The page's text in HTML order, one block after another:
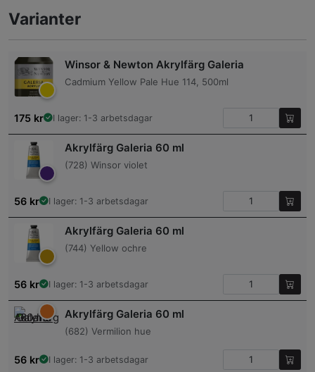
Varianter
Winsor & Newton Akrylfärg Galeria
Cadmium Yellow Pale Hue 114, 500ml
175 kr I lager: 1-3 arbetsdagar
Akrylfärg Galeria 60 ml
(728) Winsor violet
56 kr I lager: 1-3 arbetsdagar
Akrylfärg Galeria 60 ml
(744) Yellow ochre
56 kr I lager: 1-3 arbetsdagar
Akrylfärg Galeria 60 ml
(682) Vermilion hue
56 kr I lager: 1-3 arbetsdagar